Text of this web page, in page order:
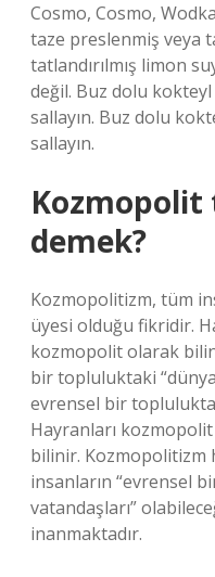
Cosmo, Cosmo,
taze preslenmiş veya
tatlandırılmış limon
değil. Buz dolu
sallayın. Buz dolu
sallayın.
demek?
Kozmopolitizm, tüm
üyesi olduğu fikridir.
kozmopolit olarak
bir topluluktaki
evrensel bir
Hayranları
bilinir. Kozmopolitizm
insanların “evrensel
vatandaşları”
inanmaktadır.